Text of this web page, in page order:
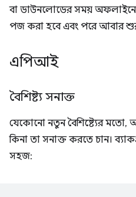
বা ডাউনলোডের সময় অফলাইনে
পজ করা হবে এবং পরে আবার
এপিআই
বৈশিষ্ট্য সনাক্ত
যেকোনো নতুন বৈশিষ্ট্যের মতো,
কিনা তা সনাক্ত করতে চান।
সহজ: